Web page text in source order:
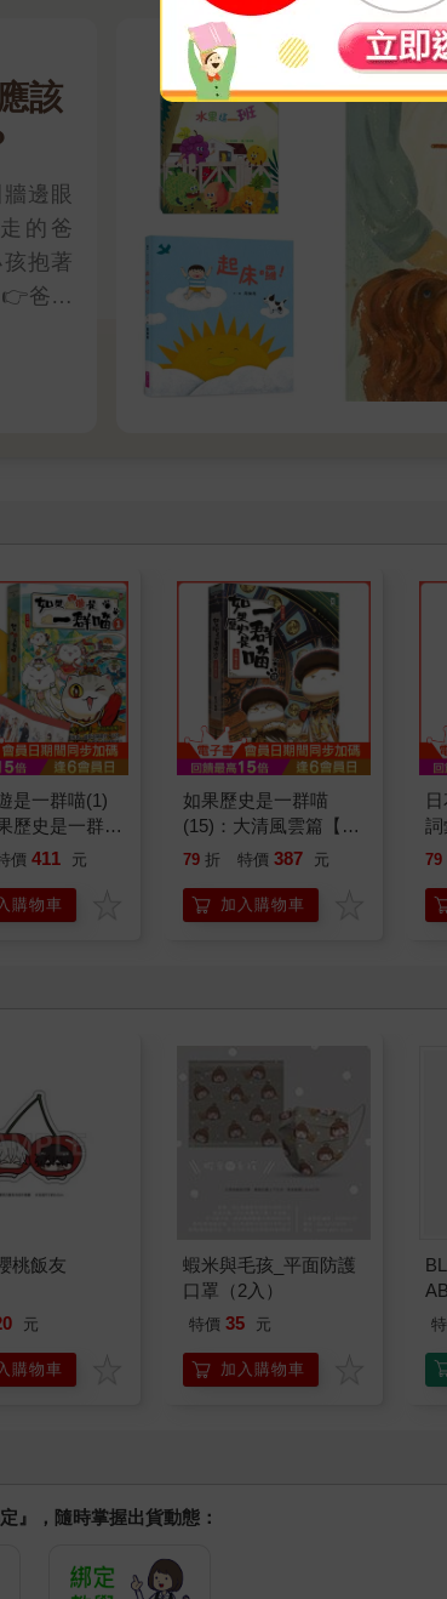
該
邊眼
的爸
抱著
爸媽
1.認
力轉
可哄
期，
長的
石堂開
站購
品全
元電
回饋
是一群喵(1)
歷史是一群
最新力作，附
價 411 元
購物車
如果歷史是一群喵
(15)：大清風雲篇【萌
貓漫畫學歷史】
79 折 特價 387 元
加入購物車
詞
79
桃飯友
元
購物車
蝦米與毛孩_平面防護
口罩（2入）
特價 35 元
加入購物車
』，隨時掌握出貨動態：